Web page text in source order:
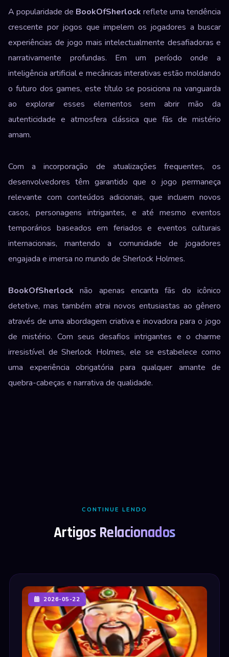
A popularidade de BookOfSherlock reflete uma tendência
crescente por jogos que impelem os jogadores a buscar
experiências de jogo mais intelectualmente desafiadoras e
narrativamente profundas. Em um período onde a
inteligência artificial e mecânicas interativas estão moldando
o futuro dos games, este título se posiciona na vanguarda
ao explorar esses elementos sem abrir mão da
autenticidade e atmosfera clássica que fãs de mistério
amam.
Com a incorporação de atualizações frequentes, os
desenvolvedores têm garantido que o jogo permaneça
relevante com conteúdos adicionais, que incluem novos
casos, personagens intrigantes, e até mesmo eventos
temporários baseados em feriados e eventos culturais
internacionais, mantendo a comunidade de jogadores
engajada e imersa no mundo de Sherlock Holmes.
BookOfSherlock não apenas encanta fãs do icônico
detetive, mas também atrai novos entusiastas ao gênero
através de uma abordagem criativa e inovadora para o jogo
de mistério. Com seus desafios intrigantes e o charme
irresistível de Sherlock Holmes, ele se estabelece como
uma experiência obrigatória para qualquer amante de
quebra-cabeças e narrativa de qualidade.
CONTINUE LENDO
Artigos Relacionados
2026-05-22